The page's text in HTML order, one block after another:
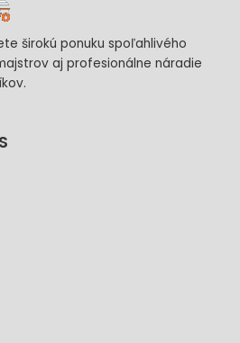
širokú ponuku spoľahlivého
aj profesionálne náradie